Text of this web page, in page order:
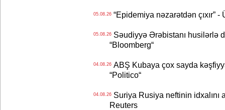
05.08.26“Epidemiya nəzarətdən çıxır” -
05.08.26Səudiyyə Ərəbistanı husilərlə
“Bloomberg“
04.08.26ABŞ Kubaya çox sayda
“Politico“
04.08.26Suriya Rusiya neftinin idxalını
Reuters